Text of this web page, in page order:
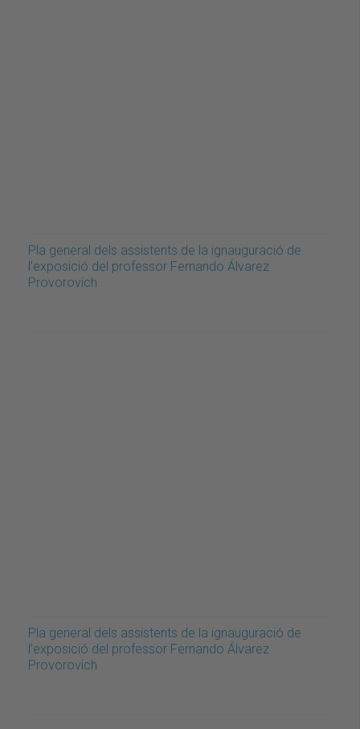
Pla general dels assistents de la ignauguració de
l’exposició del professor Fernando Álvarez
Provorovich
Pla general dels assistents de la ignauguració de
l’exposició del professor Fernando Álvarez
Provorovich